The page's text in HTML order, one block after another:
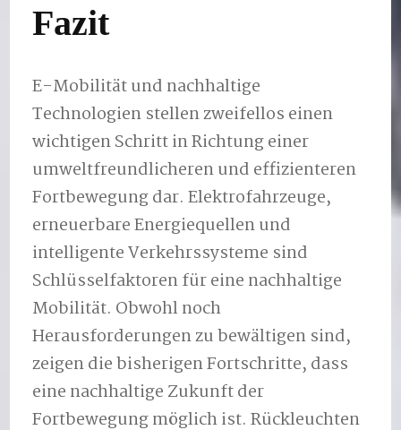
Fazit
E-Mobilität und nachhaltige
Technologien stellen zweifellos einen
wichtigen Schritt in Richtung einer
umweltfreundlicheren und effizienteren
Fortbewegung dar. Elektrofahrzeuge,
erneuerbare Energiequellen und
intelligente Verkehrssysteme sind
Schlüsselfaktoren für eine nachhaltige
Mobilität. Obwohl noch
Herausforderungen zu bewältigen sind,
zeigen die bisherigen Fortschritte, dass
eine nachhaltige Zukunft der
Fortbewegung möglich ist. Rückleuchten